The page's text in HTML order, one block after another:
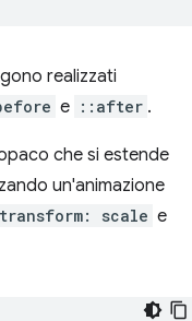
realizzati
e ::after .
che si estende
un'animazione
transform: scale e